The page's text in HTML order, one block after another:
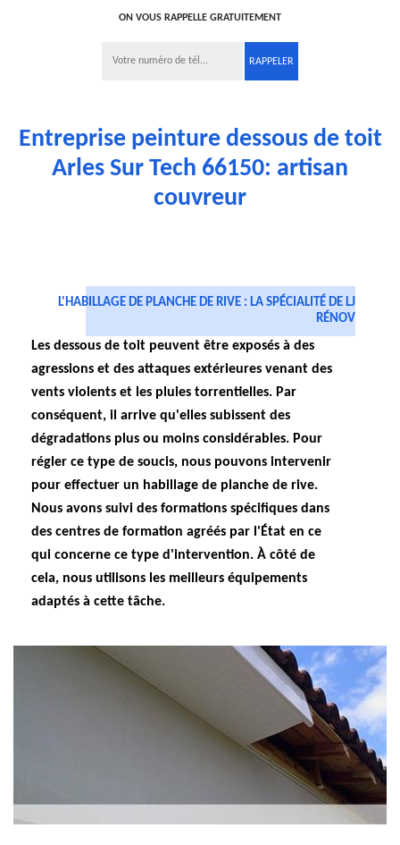
ON VOUS RAPPELLE GRATUITEMENT
Entreprise peinture dessous de toit
Arles Sur Tech 66150: artisan
couvreur
L'HABILLAGE DE PLANCHE DE RIVE : LA SPÉCIALITÉ DE LJ
RÉNOV
Les dessous de toit peuvent être exposés à des
agressions et des attaques extérieures venant des
vents violents et les pluies torrentielles. Par
conséquent, il arrive qu'elles subissent des
dégradations plus ou moins considérables. Pour
régler ce type de soucis, nous pouvons intervenir
pour effectuer un habillage de planche de rive.
Nous avons suivi des formations spécifiques dans
des centres de formation agréés par l'État en ce
qui concerne ce type d'intervention. À côté de
cela, nous utilisons les meilleurs équipements
adaptés à cette tâche.